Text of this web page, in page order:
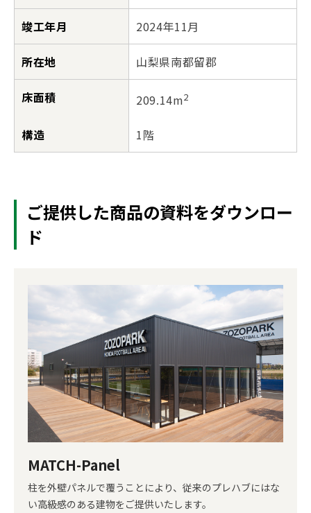
竣工年月 2024年11月
所在地 山梨県南都留郡
床面積 209.14m2
構造 1階
ご提供した商品の資料をダウンロー
ド
MATCH-Panel
柱を外壁パネルで覆うことにより、従来のプレハブにはな
い高級感のある建物をご提供いたします。